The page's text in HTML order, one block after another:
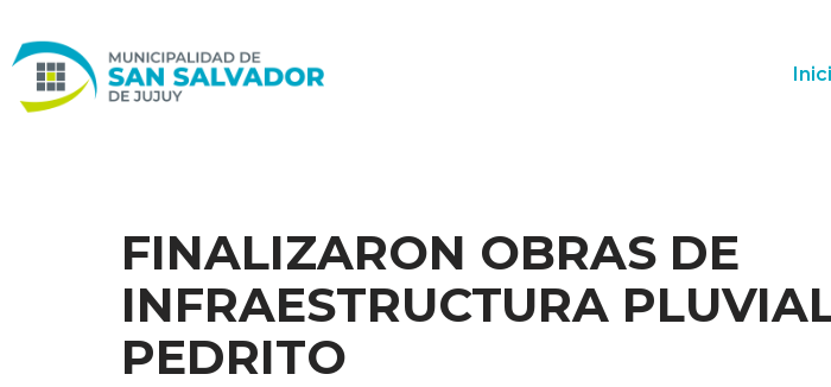
Ir
al
FINALIZARON OBRAS DE
INFRAESTRUCTURA
PEDRITO